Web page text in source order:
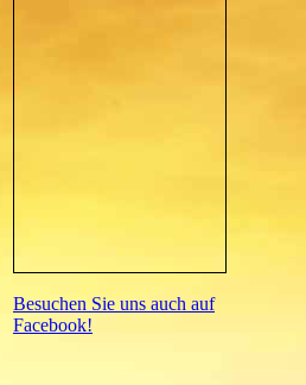
Besuchen Sie uns auch auf
Facebook!